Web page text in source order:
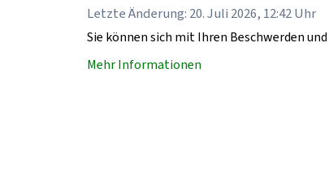
Letzte Änderung: 20. Juli 2026, 12:42 Uhr
Sie können sich mit Ihren Beschwerden
Mehr Informationen